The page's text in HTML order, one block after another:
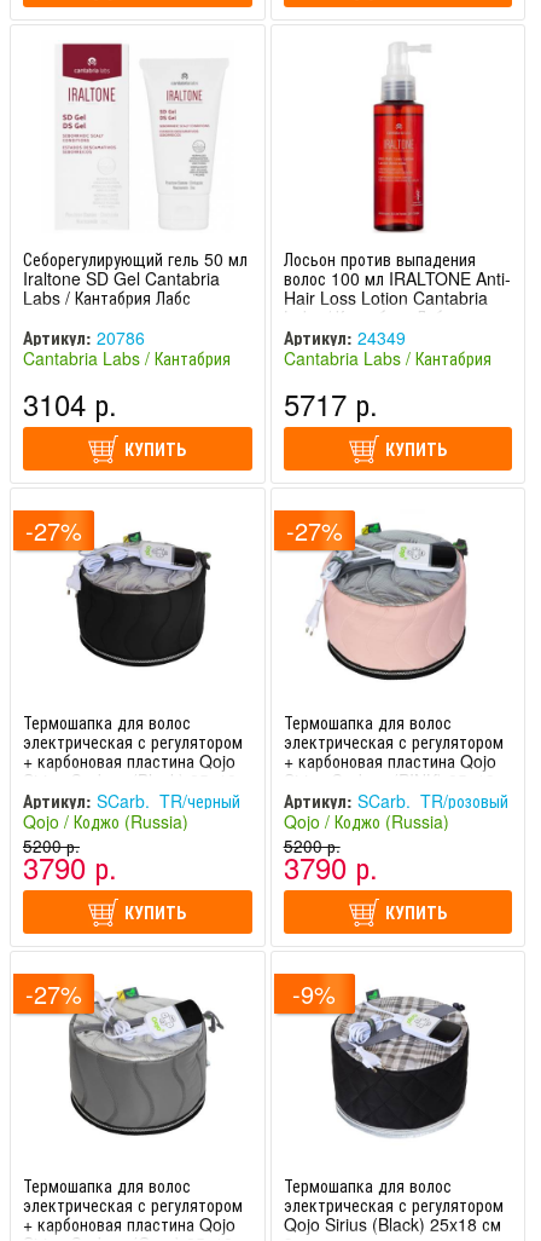
Себорегулирующий гель 50 мл
Iraltone SD Gel Cantabria
Labs / Кантабрия Лабс
Артикул: 20786
Cantabria Labs / Кантабрия
3104 р.
КУПИТЬ
Лосьон против выпадения
волос 100 мл IRALTONE Anti-
Hair Loss Lotion Cantabria
Labs / Кантабрия Лабс
Артикул: 24349
Cantabria Labs / Кантабрия
5717 р.
КУПИТЬ
-27%
Термошапка для волос
электрическая с регулятором
+ карбоновая пластина Qojo
Sirius Carbon (Black) 25x18
см 1 1
Артикул: SCarb._TR/черный
Qojo / Коджо (Russia)
5200 р.
3790 р.
КУПИТЬ
-27%
Термошапка для волос
электрическая с регулятором
+ карбоновая пластина Qojo
Sirius Carbon (PINK) 25x18
см 1
Артикул: SCarb._TR/розовый
Qojo / Коджо (Russia)
5200 р.
3790 р.
КУПИТЬ
-27%
Термошапка для волос
электрическая с регулятором
+ карбоновая пластина Qojo
-9%
Термошапка для волос
электрическая с регулятором
Qojo Sirius (Black) 25x18 см